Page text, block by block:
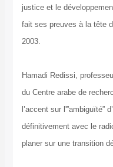
justice et le
fait ses preuves à la tête
2003.
Hamadi Redissi,
du Centre arabe de
l’accent sur l'”ambiguïté”
définitivement avec le
planer sur une transition